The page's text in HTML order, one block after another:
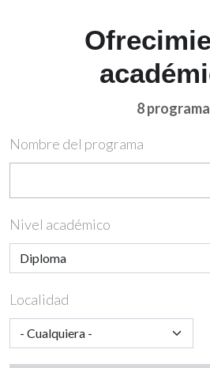
8
Nombre del programa
Nivel académico
Localidad